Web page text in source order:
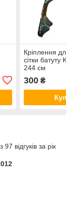
Кріплення
сітки батуту
244 см
300₴
відгуків за рік